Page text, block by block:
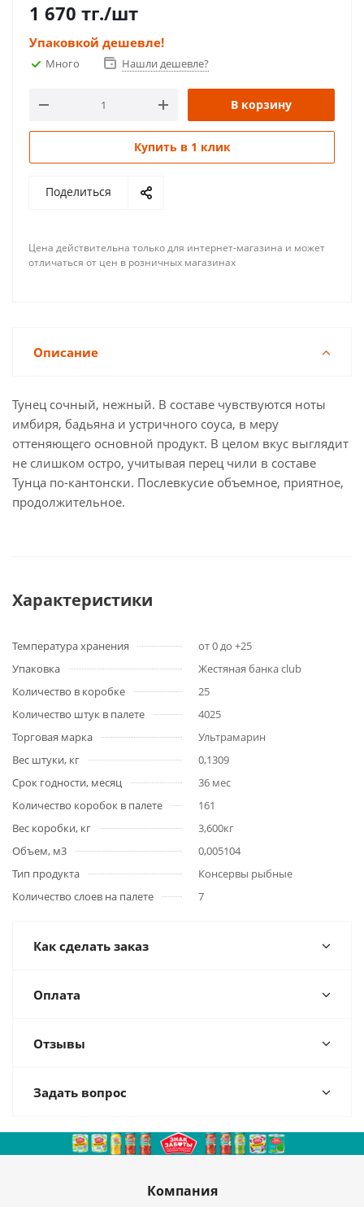
1 670 тг./шт
Упаковкой дешевле!
Много Нашли дешевле?
В корзину
Купить в 1 клик
Поделиться
Цена действительна только для интернет-магазина и может
отличаться от цен в розничных магазинах
Описание
Тунец сочный, нежный. В составе чувствуются ноты
имбиря, бадьяна и устричного соуса, в меру
оттеняющего основной продукт. В целом вкус выглядит
не слишком остро, учитывая перец чили в составе
Тунца по-кантонски. Послевкусие объемное, приятное,
продолжительное.
Характеристики
Температура хранения
от 0 до +25
Упаковка
Жестяная банка club
Количество в коробке
25
Количество штук в палете
4025
Торговая марка
Ультрамарин
Вес штуки, кг
0,1309
Срок годности, месяц
36 мес
Количество коробок в палете
161
Вес коробки, кг
3,600кг
Объем, м3
0,005104
Тип продукта
Консервы рыбные
Количество слоев на палете
7
Как сделать заказ
Оплата
Отзывы
Задать вопрос
Компания